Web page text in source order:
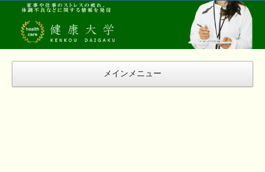
健
康
大
メインメニュー